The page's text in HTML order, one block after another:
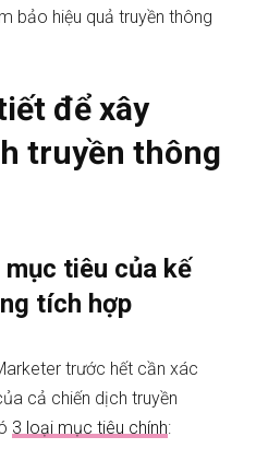
bảo hiệu quả truyền thông
để xây
truyền thông
tiêu của kế
tích hợp
trước hết cần xác
cả chiến dịch truyền
3 loại mục tiêu chính: